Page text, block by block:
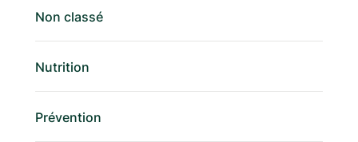
Non classé
Nutrition
Prévention